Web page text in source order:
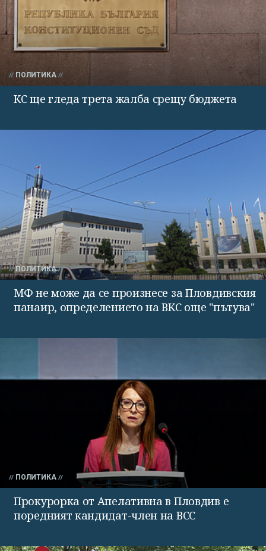
ПОЛИТИКА
КС ще гледа трета жалба срещу бюджета
ПОЛИТИКА
МФ не може да се произнесе за Пловдивския
панаир, определението на ВКС още "пътува"
ПОЛИТИКА
Прокурорка от Апелативна в Пловдив е
поредният кандидат-член на ВСС